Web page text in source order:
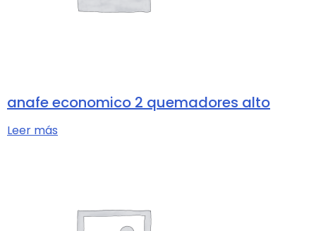
anafe economico 2 quemadores alto
Leer más